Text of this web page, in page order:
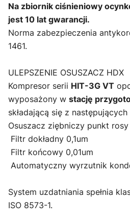
Na zbiornik ciśnieniowy
jest 10 lat gwarancji.
Norma zabezpieczenia
1461.
ULEPSZENIE OSUSZACZ HDX
Kompresor serii HIT-3G VT
wyposażony w stację
składającą się z
Osuszacz ziębniczy punkt
Filtr dokładny 0,1um
Filtr końcowy 0,01um
Automatyczny wyrzutnik
System uzdatniania spełnia
ISO 8573-1.